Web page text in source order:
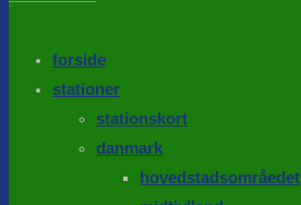
forside
stationer
stationskort
danmark
hovedstadsområedet